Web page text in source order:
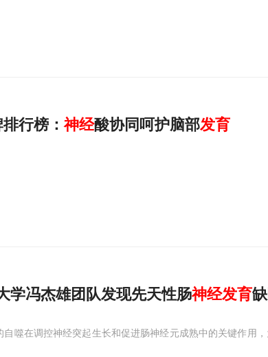
行榜：神经酸协同呵护脑部发育
学冯杰雄团队发现先天性肠神经发育
噬在调控神经突起生长和促进肠神经元成熟中的关键作用，